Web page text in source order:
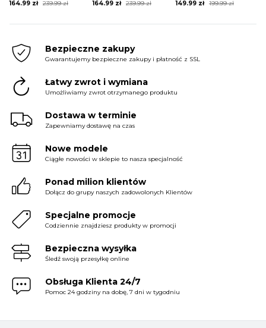
239.99zł
Original
164.99 zł
Current
239.99zł
Original
164.99 zł
Current
199.99zł
Original
149.99 zł
Current
Bezpieczne zakupy
Gwarantujemy bezpieczne zakupy i płatność z SSL
Łatwy zwrot i wymiana
Umożliwiamy zwrot otrzymanego produktu
Dostawa w terminie
Zapewniamy dostawę na czas
Nowe modele
Ciągłe nowości w sklepie to nasza specjalność
Ponad milion klientów
Dołącz do grupy naszych zadowolonych Klientów
Specjalne promocje
Codziennie znajdziesz produkty w promocji
Bezpieczna wysyłka
Śledź swoją przesyłkę online
Obsługa Klienta 24/7
Pomoc 24 godziny na dobę, 7 dni w tygodniu